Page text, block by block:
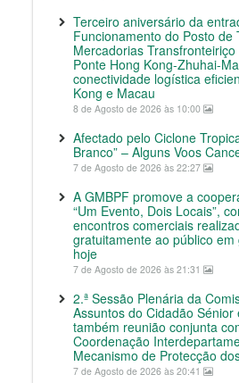
Terceiro aniversário da
Funcionamento do Posto de
Mercadorias
Ponte Hong Kong-Zhuhai-
conectividade logística
Kong e Macau
8 de Agosto de 2026 às 10:00
Afectado pelo Ciclone
Branco” – Alguns Voos
7 de Agosto de 2026 às 22:27
A GMBPF promove a
“Um Evento, Dois Locais”,
encontros comerciais
gratuitamente ao público
hoje
7 de Agosto de 2026 às 21:31
2.ª Sessão Plenária da
Assuntos do Cidadão Sénior
também reunião conjunta
Coordenação
Mecanismo de Protecção
7 de Agosto de 2026 às 20:41